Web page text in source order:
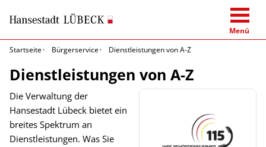
Menü
Startseite
Bürgerservice Dienstleistungen von A-Z
Dienstleistungen von A-Z
Die Verwaltung der
Hansestadt Lübeck bietet ein
breites Spektrum an
Dienstleistungen. Was Sie